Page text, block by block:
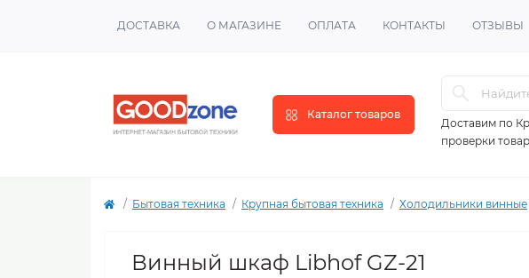
ДОСТАВКА О МАГАЗИНЕ ОПЛАТА КОНТАКТЫ ОТЗЫВЫ
Каталог товаров
Доставим по
проверки
Бытовая техника Крупная бытовая техника Холодильники винные
Винный шкаф Libhof GZ-21